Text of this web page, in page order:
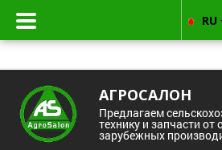
АГРОСАЛОН
Предлагаем
технику и запчасти от
зарубежных
RU